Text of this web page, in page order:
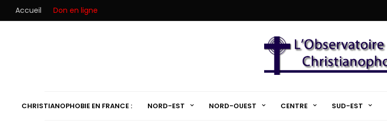
Accueil Don en ligne
CHRISTIANOPHOBIE EN FRANCE : NORD-EST NORD-OUEST CENTRE SUD-EST